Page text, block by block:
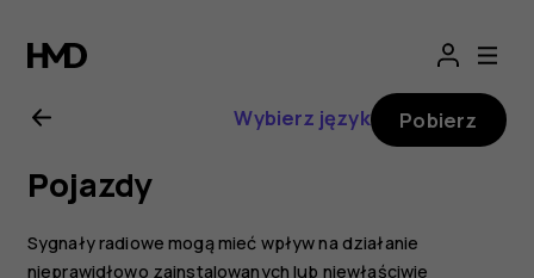
Instrukcja
obsługi
telefonu
Nokia
Wybierz język Pobierz
Pojazdy
Sygnały radiowe mogą mieć wpływ na działanie
nieprawidłowo zainstalowanych lub niewłaściwie